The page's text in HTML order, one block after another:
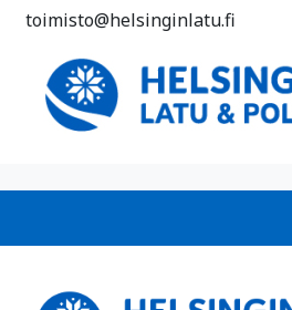
toimisto@helsinginlatu.fi